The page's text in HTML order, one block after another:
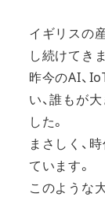
イギリスの
し続けてき
昨今のAI、
い、誰もが
した。
まさしく、
ています。
このような